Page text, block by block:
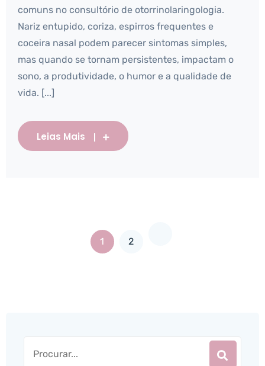
comuns no consultório de otorrinolaringologia.
Nariz entupido, coriza, espirros frequentes e
coceira nasal podem parecer sintomas simples,
mas quando se tornam persistentes, impactam o
sono, a produtividade, o humor e a qualidade de
vida. [...]
Leias Mais
1 2